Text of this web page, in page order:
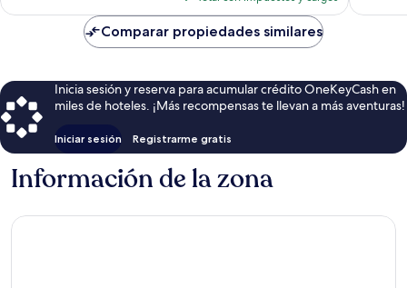
es
de
$252
Comparar propiedades similares
Inicia sesión y reserva para acumular crédito OneKeyCash en
miles de hoteles. ¡Más recompensas te llevan a más aventuras!
Iniciar sesión Registrarme gratis
Información de la zona